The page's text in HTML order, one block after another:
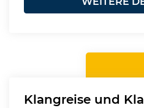
Klangreise und